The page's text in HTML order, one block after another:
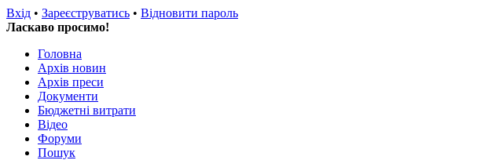
Вхід • Зареєструватись • Відновити пароль
Ласкаво просимо!
Головна
Архів новин
Архів преси
Документи
Бюджетні витрати
Відео
Форуми
Пошук